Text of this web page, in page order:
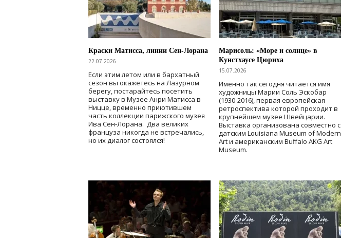
Краски Матисса, линии Сен-Лорана
22.07.2026
Если этим летом или в бархатный
сезон вы окажетесь на Лазурном
берегу, постарайтесь посетить
выставку в Музее Анри Матисса в
Ницце, временно приютившем
часть коллекции парижского музея
Ива Сен-Лорана. Два великих
француза никогда не встречались,
но их диалог состоялся!
Марисоль: «Море и солнце» в
Кунстхаусе Цюриха
15.07.2026
Именно так сегодня читается имя
художницы Марии Соль Эскобар
(1930-2016), первая европейская
ретроспектива которой проходит в
крупнейшем музее Швейцарии.
Выставка организована совместно с
датским Louisiana Museum of Modern
Art и американским Buffalo AKG Art
Museum.